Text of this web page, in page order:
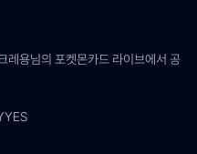
용님의 포켓몬카드 라이브에서 공